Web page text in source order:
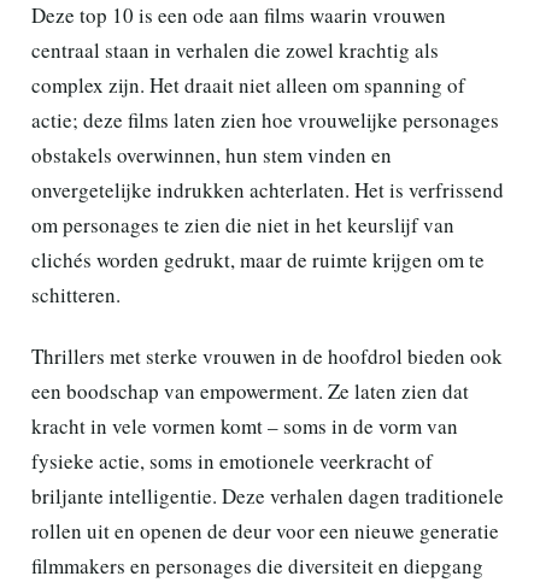
Deze top 10 is een ode aan films waarin vrouwen
centraal staan in verhalen die zowel krachtig als
complex zijn. Het draait niet alleen om spanning of
actie; deze films laten zien hoe vrouwelijke personages
obstakels overwinnen, hun stem vinden en
onvergetelijke indrukken achterlaten. Het is verfrissend
om personages te zien die niet in het keurslijf van
clichés worden gedrukt, maar de ruimte krijgen om te
schitteren.
Thrillers met sterke vrouwen in de hoofdrol bieden ook
een boodschap van empowerment. Ze laten zien dat
kracht in vele vormen komt – soms in de vorm van
fysieke actie, soms in emotionele veerkracht of
briljante intelligentie. Deze verhalen dagen traditionele
rollen uit en openen de deur voor een nieuwe generatie
filmmakers en personages die diversiteit en diepgang